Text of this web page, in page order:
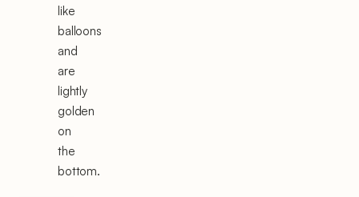
like
balloons
and
are
lightly
golden
on
the
bottom.